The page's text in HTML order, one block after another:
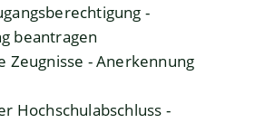
-
beantragen
Zeugnisse - Anerkennung
Hochschulabschluss -